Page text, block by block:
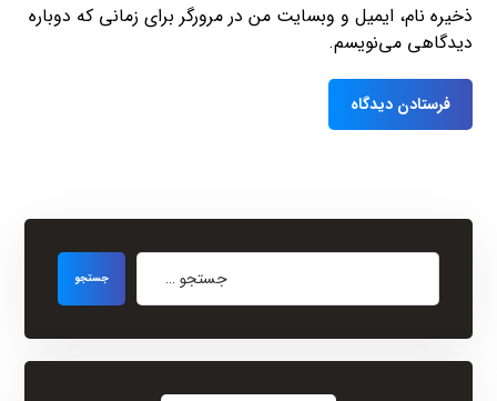
ذخیره نام، ایمیل و وبسایت من در مرورگر برای زمانی که دوباره
دیدگاهی می‌نویسم.